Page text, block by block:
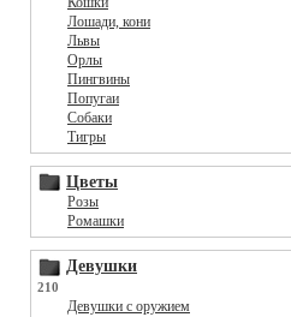
Лошади, кони
Львы
Орлы
Пингвины
Попугаи
Собаки
Тигры
Цветы
Розы
Ромашки
Девушки
210
Девушки с оружием